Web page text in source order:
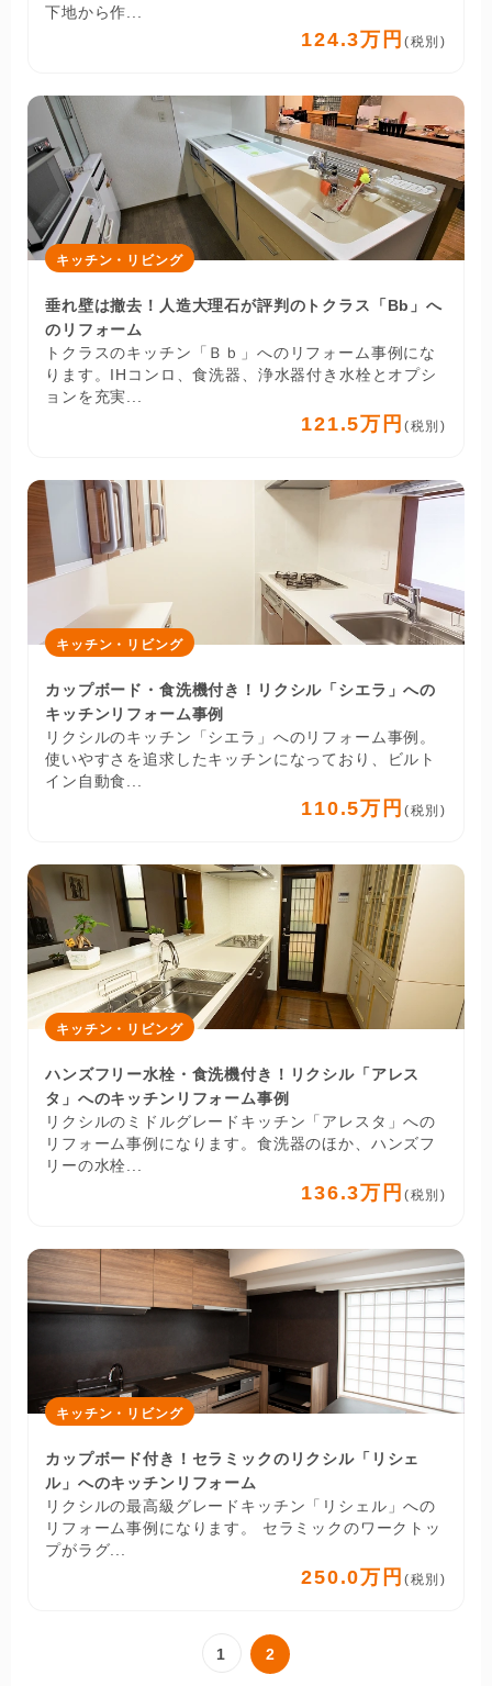
下地から作...
124.3万円 (税別)
キッチン・リビング
垂れ壁は撤去！人造大理石が評判のトクラス「Bb」へ
のリフォーム
トクラスのキッチン「Ｂｂ」へのリフォーム事例にな
ります。IHコンロ、食洗器、浄水器付き水栓とオプシ
ョンを充実...
121.5万円 (税別)
キッチン・リビング
カップボード・食洗機付き！リクシル「シエラ」への
キッチンリフォーム事例
リクシルのキッチン「シエラ」へのリフォーム事例。
使いやすさを追求したキッチンになっており、ビルト
イン自動食...
110.5万円 (税別)
キッチン・リビング
ハンズフリー水栓・食洗機付き！リクシル「アレス
タ」へのキッチンリフォーム事例
リクシルのミドルグレードキッチン「アレスタ」への
リフォーム事例になります。食洗器のほか、ハンズフ
リーの水栓...
136.3万円 (税別)
キッチン・リビング
カップボード付き！セラミックのリクシル「リシェ
ル」へのキッチンリフォーム
リクシルの最高級グレードキッチン「リシェル」への
リフォーム事例になります。 セラミックのワークトッ
プがラグ...
250.0万円 (税別)
1 2